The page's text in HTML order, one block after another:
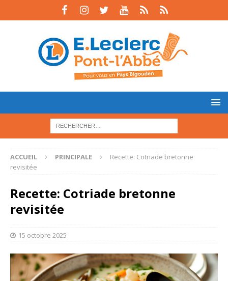
ACCUEIL PRINCIPALE
Recette: Cotriade bretonne
revisitée
Recette: Cotriade bretonne
revisitée
15 octobre 2025